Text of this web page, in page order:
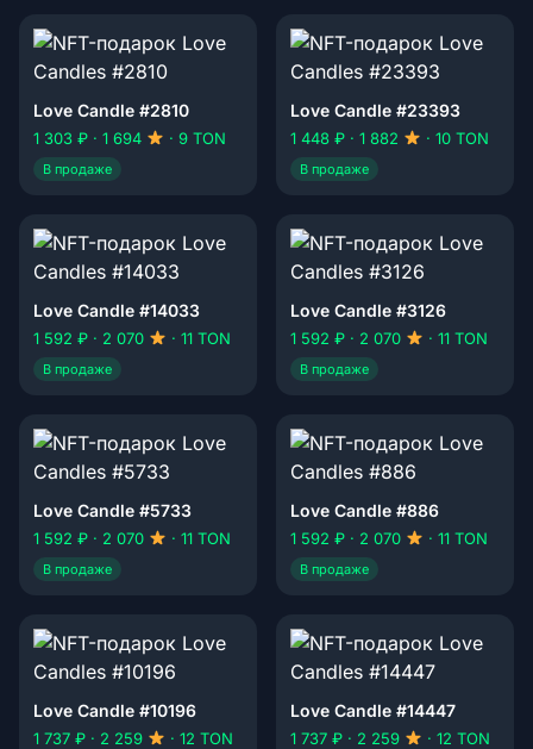
Love Candle #2810
1 303 ₽ · 1 694 · 9 TON
В продаже
Love Candle #23393
1 448 ₽ · 1 882 · 10 TON
В продаже
Love Candle #14033
1 592 ₽ · 2 070 · 11 TON
В продаже
Love Candle #3126
1 592 ₽ · 2 070 · 11 TON
В продаже
Love Candle #5733
1 592 ₽ · 2 070 · 11 TON
В продаже
Love Candle #886
1 592 ₽ · 2 070 · 11 TON
В продаже
Love Candle #10196
1 737 ₽ · 2 259 · 12 TON
Love Candle #14447
1 737 ₽ · 2 259 · 12 TON